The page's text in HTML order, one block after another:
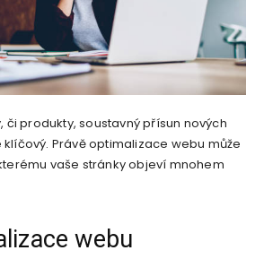
či produkty, soustavný přísun nových
Právě optimalizace webu může
vaše stránky objeví mnohem
webu